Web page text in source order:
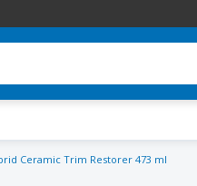
Ceramic Trim Restorer 473 ml